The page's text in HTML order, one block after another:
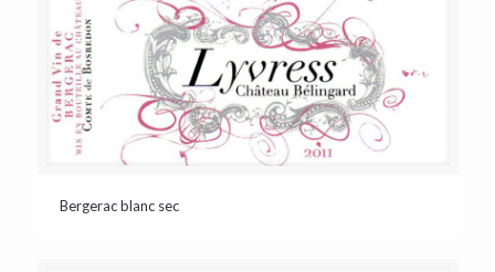
Bergerac blanc sec